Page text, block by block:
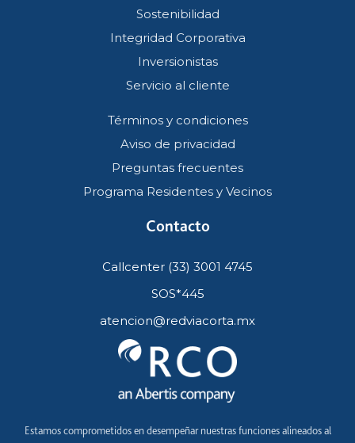
Estamos comprometidos en desempeñar nuestras funciones alineados al
Sostenibilidad
Integridad Corporativa
Inversionistas
Servicio al cliente
Términos y condiciones
Aviso de privacidad
Preguntas frecuentes
Programa Residentes y Vecinos
Contacto
Callcenter (33) 3001 4745
SOS*445
atencion@redviacorta.mx